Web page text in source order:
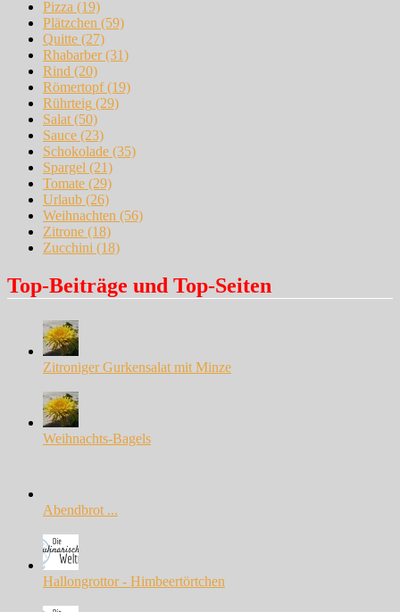
Pizza (19)
Plätzchen (59)
Quitte (27)
Rhabarber(31)
Rind (20)
Römertopf(19)
Rührteig (29)
Salat (50)
Sauce (23)
Schokolade (35)
Spargel (21)
Tomate (29)
Urlaub (26)
Weihnachten (56)
Zitrone (18)
Zucchini (18)
Top-Beiträge und Top-Seiten
Zitroniger Gurkensalat mit Minze
Weihnachts-Bagels
Abendbrot ...
Hallongrottor - Himbeertörtchen